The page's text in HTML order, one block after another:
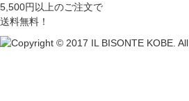
5,500円以上のご注文で
送料無料！